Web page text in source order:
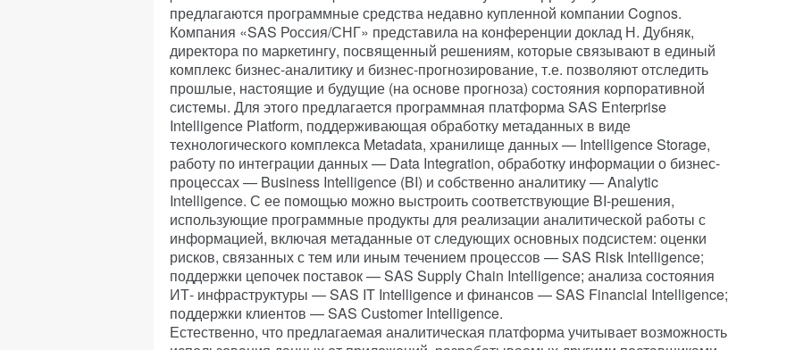
предлагаются программные средства недавно купленной компании Cognos.
Компания «SAS Россия/СНГ» представила на конференции доклад Н. Дубняк,
директора по маркетингу, посвященный решениям, которые связывают в единый
комплекс бизнес-аналитику и бизнес-прогнозирование, т.е. позволяют отследить
прошлые, настоящие и будущие (на основе прогноза) состояния корпоративной
системы. Для этого предлагается программная платформа SAS Enterprise
Intelligence Platform, поддерживающая обработку метаданных в виде
технологического комплекса Metadata, хранилище данных — Intelligence Storage,
работу по интеграции данных — Data Integration, обработку информации о бизнес-
процессах — Business Intelligence (BI) и собственно аналитику — Analytic
Intelligence. С ее помощью можно выстроить соответствующие BI-решения,
использующие программные продукты для реализации аналитической работы с
информацией, включая метаданные от следующих основных подсистем: оценки
рисков, связанных с тем или иным течением процессов — SAS Risk Intelligence;
поддержки цепочек поставок — SAS Supply Chain Intelligence; анализа состояния
ИТ- инфраструктуры — SAS IT Intelligence и финансов — SAS Financial Intelligence;
поддержки клиентов — SAS Customer Intelligence.
Естественно, что предлагаемая аналитическая платформа учитывает возможность